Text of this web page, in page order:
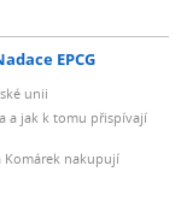
EPCG
unii
a jak k tomu přispívají
Komárek nakupují